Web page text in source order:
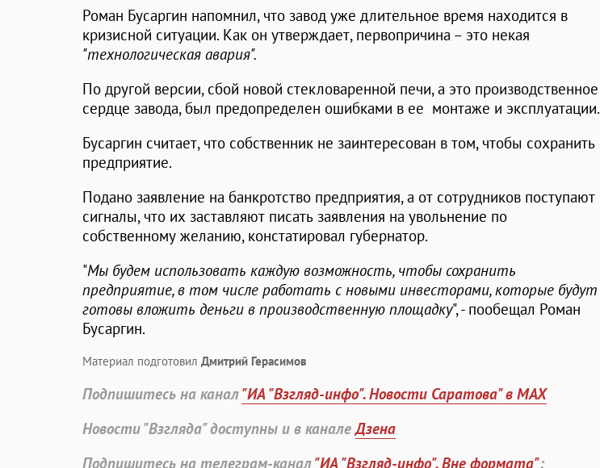
Роман Бусаргин напомнил, что завод уже длительное время находится в
кризисной ситуации. Как он утверждает, первопричина – это некая
"технологическая авария".
По другой версии, сбой новой стекловаренной печи, а это производственное
сердце завода, был предопределен ошибками в ее монтаже и эксплуатации.
Бусаргин считает, что собственник не заинтересован в том, чтобы сохранить
предприятие.
Подано заявление на банкротство предприятия, а от сотрудников поступают
сигналы, что их заставляют писать заявления на увольнение по
собственному желанию, констатировал губернатор.
"Мы будем использовать каждую возможность, чтобы сохранить
предприятие, в том числе работать с новыми инвесторами, которые будут
готовы вложить деньги в производственную площадку", - пообещал Роман
Бусаргин.
Материал подготовил Дмитрий Герасимов
Подпишитесь на канал"ИА "Взгляд-инфо". Новости Саратова" в MAX
Новости "Взгляда" доступны и в каналеДзена
Подпишитесь на телеграм-канал"ИА "Взгляд-инфо". Вне формата":